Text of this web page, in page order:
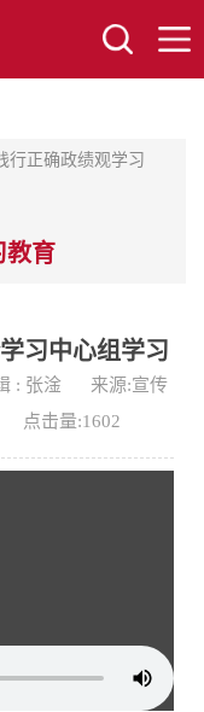
行正确政绩观学习
教育
习中心组学习
: 张淦
来源:宣传
点击量:1602